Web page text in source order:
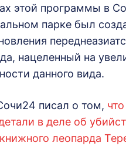
этой программы в
парке был
нацеленный на
данного вида.
писал о том,
в деле об
леопарда